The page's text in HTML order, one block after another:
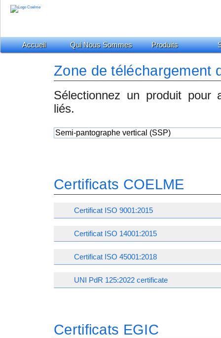
Accueil Qui Nous Sommes Produits
Zone de téléchargement
Sélectionnez un produit pour
liés.
Certificats COELME
Certificat ISO 9001:2015
Certificat ISO 14001:2015
Certificat ISO 45001:2018
UNI PdR 125:2022 certificate
Certificats EGIC